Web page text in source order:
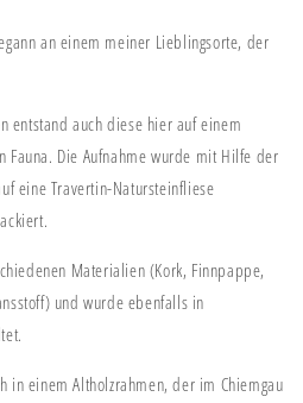
an einem meiner Lieblingsorte, der
entstand auch diese hier auf einem
Fauna. Die Aufnahme wurde mit Hilfe der
eine Travertin-Natursteinfliese
Materialien (Kork, Finnpappe,
und wurde ebenfalls in
in einem Altholzrahmen, der im Chiemgau